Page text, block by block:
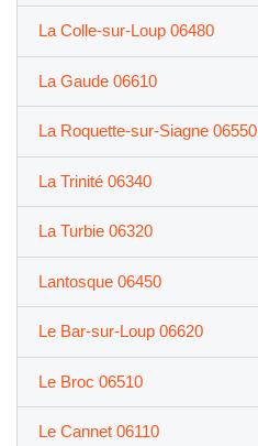
La Colle-sur-Loup 06480
La Gaude 06610
La Roquette-sur-Siagne 06550
La Trinité 06340
La Turbie 06320
Lantosque 06450
Le Bar-sur-Loup 06620
Le Broc 06510
Le Cannet 06110